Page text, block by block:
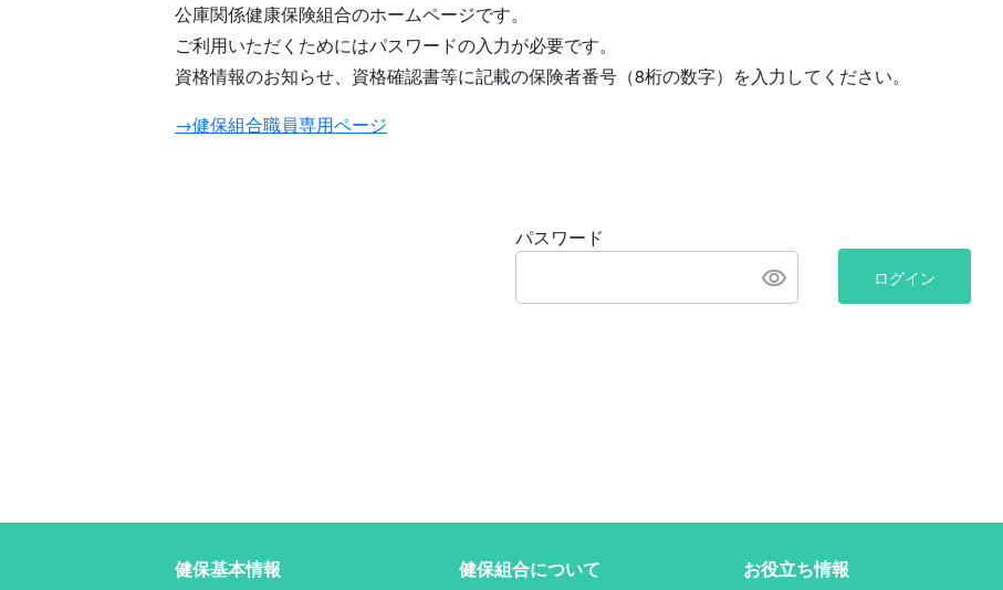
公庫関係健康保険組合のホームページです。
ご利用いただくためにはパスワードの入力が必要です。
資格情報のお知らせ、資格確認書等に記載の保険者番号（8桁の数字）を入力してください。
→健保組合職員専用ページ
パスワード
ログイン
健保基本情報 健保組合について お役立ち情報